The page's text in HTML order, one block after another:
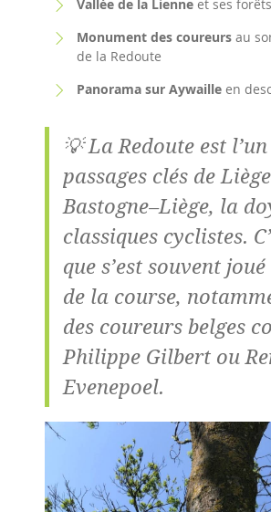
Vallée de la Lienne et ses
Monument des coureurs au
de la Redoute
Panorama sur Aywaille en
💡 La Redoute est
passages clés de
Bastogne–Liège, la
classiques cyclistes.
que s’est souvent
de la course,
des coureurs belges
Philippe Gilbert ou
Evenepoel.